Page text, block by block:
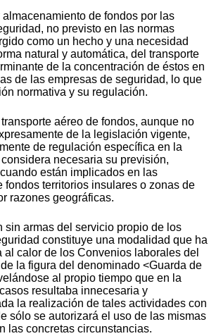
de fondos por las
no previsto en las normas
como un hecho y una necesidad
natural y automática, del transporte
de la concentración de éstos en
de las empresas de seguridad, lo que
normativa y su regulación.
aéreo de fondos, aunque no
de la legislación vigente,
de regulación específica en la
necesaria su previsión,
están implicados en las
fondos territorios insulares o zonas de
razones geográficas.
sin armas del servicio propio de los
constituye una modalidad que ha
al calor de los Convenios laborales del
la figura del denominado <Guarda de
al propio tiempo que en la
resultaba innecesaria y
la realización de tales actividades con
sólo se autorizará el uso de las mismas
las concretas circunstancias.